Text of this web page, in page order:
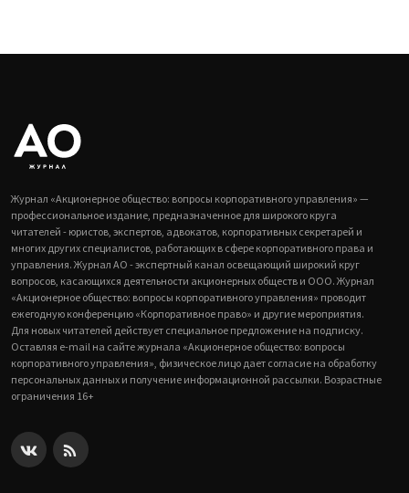
Журнал «Акционерное общество: вопросы корпоративного управления» —
профессиональное издание, предназначенное для широкого круга
читателей - юристов, экспертов, адвокатов, корпоративных секретарей и
многих других специалистов, работающих в сфере корпоративного права и
управления. Журнал АО - экспертный канал освещающий широкий круг
вопросов, касающихся деятельности акционерных обществ и ООО. Журнал
«Акционерное общество: вопросы корпоративного управления» проводит
ежегодную конференцию «Корпоративное право» и другие мероприятия.
Для новых читателей действует специальное предложение на подписку.
Оставляя e-mail на сайте журнала «Акционерное общество: вопросы
корпоративного управления», физическое лицо дает согласие на обработку
персональных данных и получение информационной рассылки. Возрастные
ограничения 16+